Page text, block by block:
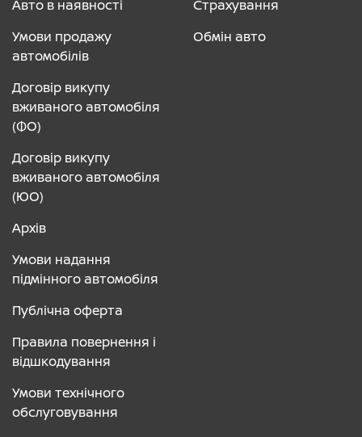
Авто в наявності
Умови продажу
автомобілів
Договір викупу
вживаного автомобіля
(ФО)
Договір викупу
вживаного автомобіля
(ЮО)
Архів
Умови надання
підмінного автомобіля
Публічна оферта
Правила повернення і
відшкодування
Умови технічного
обслуговування
Страхування
Обмін авто